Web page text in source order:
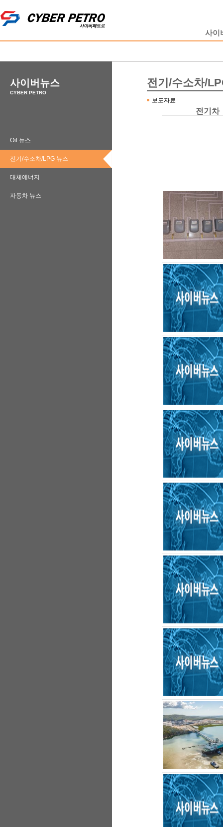
사이
사이버뉴스
CYBER PETRO
Oil 뉴스
전기/수소차/LPG 뉴스
대체에너지
자동차 뉴스
전기/수소차/
보도자료
전기차